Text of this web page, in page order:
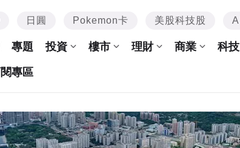
日圓 Pokemon卡 美股科技股 AI
專題 投資 樓市 理財 商業 科技
專區